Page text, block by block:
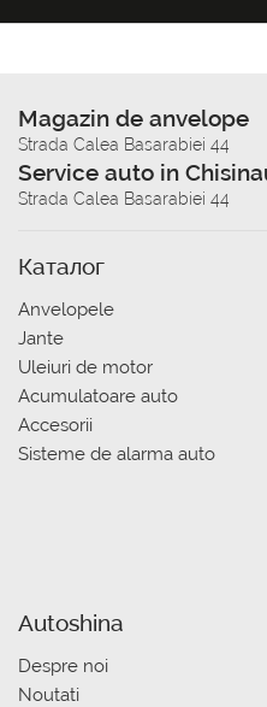
Magazin de anvelope
Strada Calea Basarabiei 44
Service auto in
Strada Calea Basarabiei 44
Каталог
Anvelopele
Jante
Uleiuri de motor
Acumulatoare auto
Accesorii
Sisteme de alarma auto
Autoshina
Despre noi
Noutati